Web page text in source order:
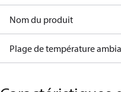
Nom du produit
Plage de température